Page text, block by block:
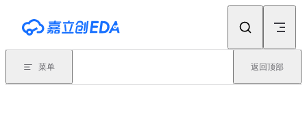
菜单 返回顶部